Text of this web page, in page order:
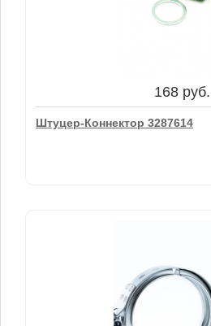
2500 руб.
В корзину
168 руб.
Штуцер-Коннектор 3287614
168 руб.